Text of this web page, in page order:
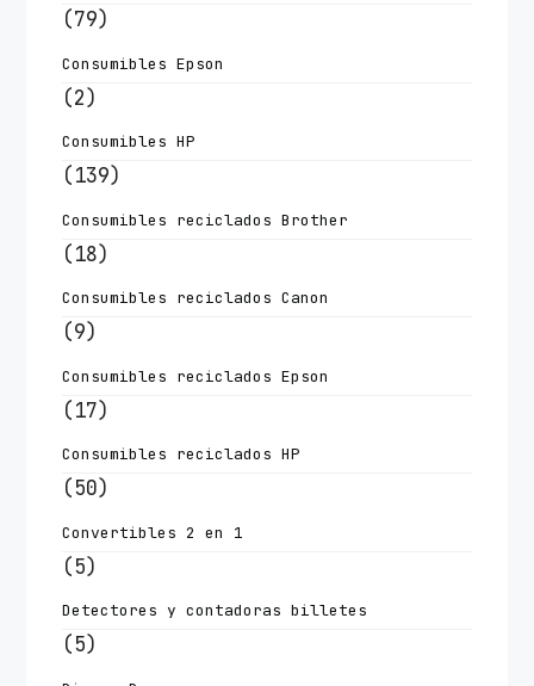
(79)
Consumibles Epson
(2)
Consumibles HP
(139)
Consumibles reciclados Brother
(18)
Consumibles reciclados Canon
(9)
Consumibles reciclados Epson
(17)
Consumibles reciclados HP
(50)
Convertibles 2 en 1
(5)
Detectores y contadoras billetes
(5)